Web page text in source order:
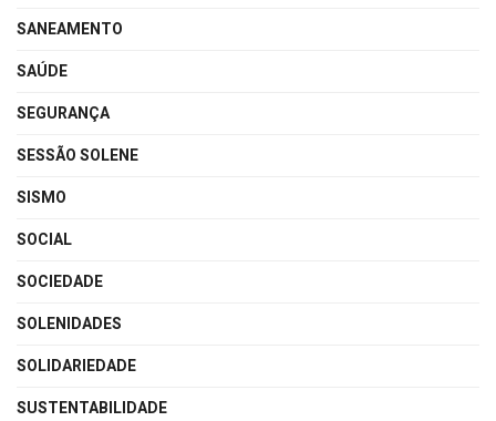
SANEAMENTO
SAÚDE
SEGURANÇA
SESSÃO SOLENE
SISMO
SOCIAL
SOCIEDADE
SOLENIDADES
SOLIDARIEDADE
SUSTENTABILIDADE